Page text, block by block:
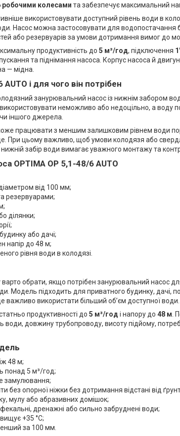
робочими колесами та забезпечує максимальний
використовувати доступний рівень води в
Насос можна застосовувати для водопостачання
або резервуарів за умови дотримання вимог до
продуктивність до 5 м³/год, підключення
та піднімання насоса. Корпус насоса й
— мідна.
і для чого він потрібен
занурювальний насос із нижнім забором
неможливо або недоцільно, а воду
іншого джерела.
працювати з меншим залишковим рівнем води
При цьому важливо, щоб умови колодязя або
забір води вимагає уважного монтажу та
OPTIMA OP 5,1-48/6 AUTO
від 100 мм;
резервуарами;
ділянки;
або дачі;
напір до 48 м;
рівня води в колодязі.
варто обрати, якщо потрібен занурювальний насос
Модель підходить для приватного будинку, дачі,
важливо використати більший об’єм доступної води.
продуктивності до 5 м³/год і напору до 48 м .
води, довжину трубопроводу, висоту підйому,
48 м;
понад 5 м³/год;
замулювання;
без опорної ніжки без дотримання відстані від
мулу або абразивних домішок;
дренажні або сильно забруднені води;
+35 °C;
за 100 мм.